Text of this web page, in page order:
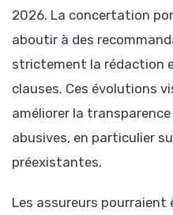
2026. La concertation
aboutir à des
strictement la rédaction
clauses. Ces évolutions
améliorer la
abusives, en particulier
préexistantes.
Les assureurs pourraient